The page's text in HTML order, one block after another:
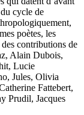
cycle de
poètes, les
contributions de
Alain Dubois,
Lucie
Jules, Olivia
Fattebert,
Prudil, Jacques